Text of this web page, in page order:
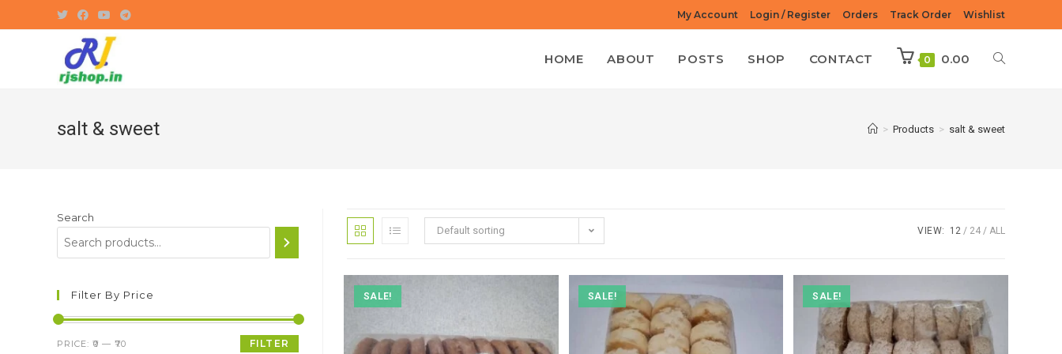
to
My Account Login / Register Orders Track Order Wishlist
HOME ABOUT POSTS SHOP CONTACT 0 0.00
salt & sweet > Products > salt & sweet
Default sorting VIEW: 12 24 ALL
SALE! SALE! SALE!
Search
Filter By Price
Min
Max
FILTER
PRICE: ₹0 — ₹70